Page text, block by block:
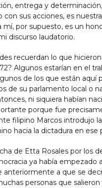
entrega y
con sus acciones, es
mí, por supuesto, es un
discurso laudatorio.
recuerdan lo que hicieron
Algunos estarían en el
de los que están aquí
de su parlamento local o
ni siquiera habían
porque fue
filipino Marcos introdujo
hacia la dictadura en ese
de Etta Rosales por los
ya había empezado
anteriormente a que se
personas que